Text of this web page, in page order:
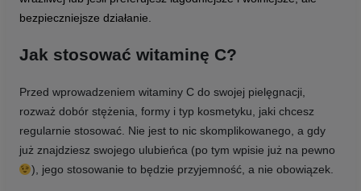
bezpieczniejsze działanie.
Jak stosować witaminę C?
Przed wprowadzeniem witaminy C do swojej pielęgnacji,
rozważ dobór stężenia, formy i typ kosmetyku, jaki chcesz
regularnie stosować. Nie jest to nic skomplikowanego, a gdy
już znajdziesz swojego ulubieńca (po tym wpisie już na pewno
), jego stosowanie to będzie przyjemność, a nie obowiązek.